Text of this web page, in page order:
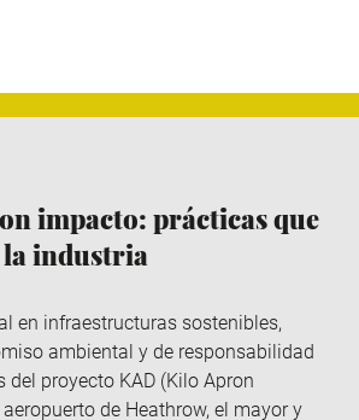
impacto: prácticas que
industria
en infraestructuras sostenibles,
ambiental y de responsabilidad
del proyecto KAD (Kilo Apron
aeropuerto de Heathrow, el mayor y